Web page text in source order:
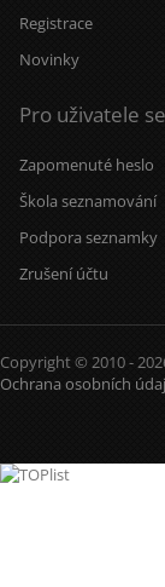
Registrace
Novinky
Pro uživatele
Zapomenuté heslo
Škola seznamování
Podpora seznamky
Zrušení účtu
Copyright © 2010 -
Ochrana osobních